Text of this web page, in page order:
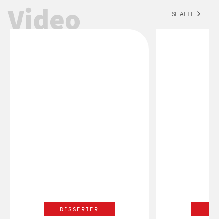
Video SE ALLE
DESSERTER